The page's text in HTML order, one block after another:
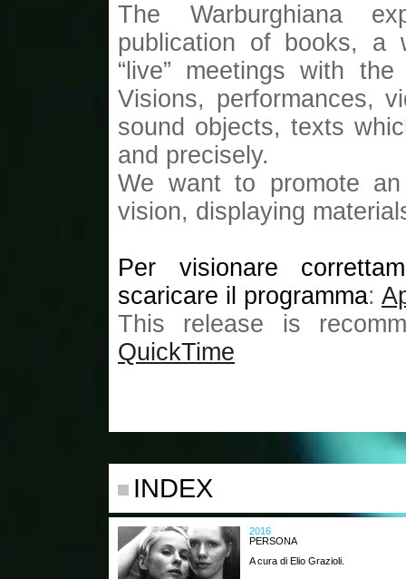
The Warburghiana
publication of books, a
“live” meetings with
Visions, performances,
sound objects, texts
and precisely.
We want to promote
vision, displaying
Per visionare
scaricare il programma:
This release is
QuickTime
INDEX
2016
PERSONA
A cura di Elio Grazioli.